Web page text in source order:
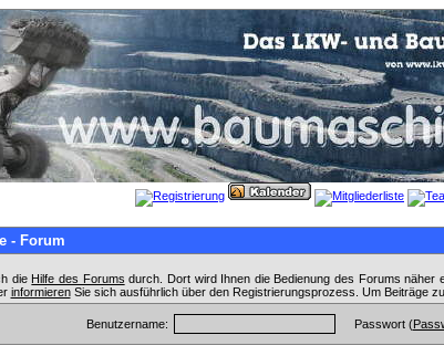
- Forum
die Hilfe des Forums durch. Dort wird Ihnen die Bedienung des Forums näher
informierenSie sich ausführlich über den Registrierungsprozess. Um Beiträge
Benutzername: Passwort (